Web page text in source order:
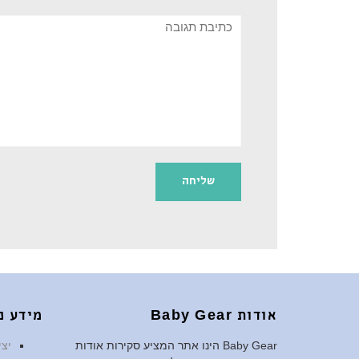
אודות Baby Gear
Baby Gear הינו אתר המציע סקירות אודות
מידע